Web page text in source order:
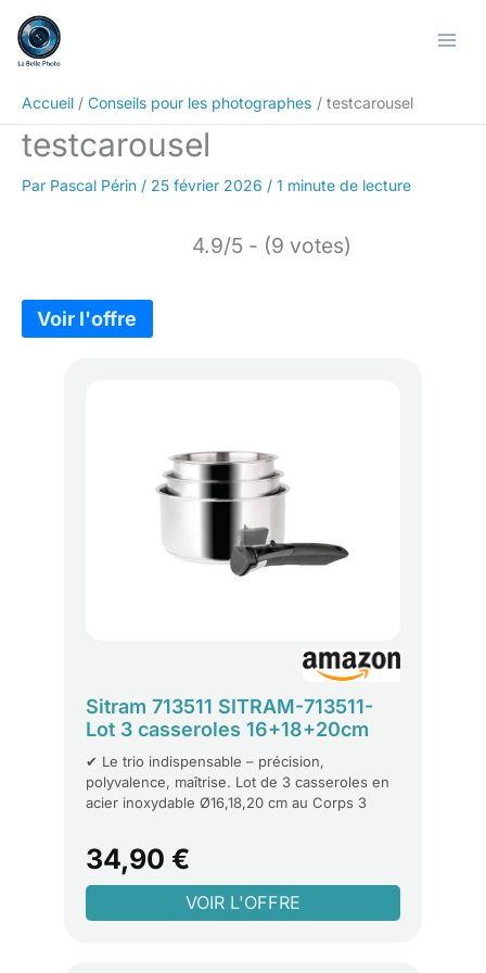
contenu
Accueil
Conseils pour les photographes testcarousel
testcarousel
Par Pascal Périn / 25 février 2026 / 1 minute de lecture
4.9/5 - (9 votes)
Sitram 713511 SITRAM-713511-
Lot 3 casseroles 16+18+20cm
Sitramovible Arpège en INOX,
poignée Amovible-Tous Feux
Dont Induction, Argent
✔ Le trio indispensable – précision,
polyvalence, maîtrise. Lot de 3 casseroles en
acier inoxydable Ø16,18,20 cm au Corps 3
élégance : 1. Extérieur inox ferromagnétique
pour compatibilité induction. 2. Milieu
Aluminium pour une diffusion optimale et
rapide de la chaleur 3. Intérieur Inox brillant.
34,90 €